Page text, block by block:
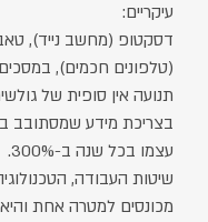
עיקריים:
דסקטופ (מחשב נייד),
(טלפונים חכמים),
תנועה אין סופית של
בצריכת מידע שמסתובב
עצמו בכל שנה ב-300%.
שיטות העבודה,
מכונסים למטרה אחת